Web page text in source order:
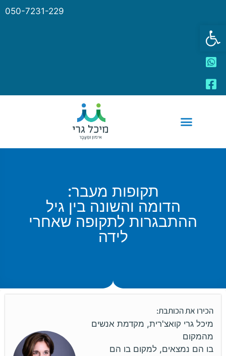
פתח סרגל נגישות
050-7231-229
תקופות מעבר:
הדומה והשונה בין גיל
ההתבגרות לתקופה שאחרי
לידה
הכירו את הכותבת:
מיכל גרי קואצ'רית, מקדמת אנשים
מהמקום
בו הם נמצאים, למקום בו הם